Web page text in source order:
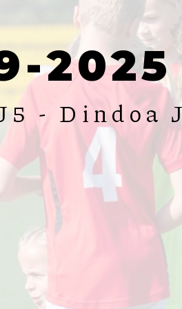
2025
- Dindoa